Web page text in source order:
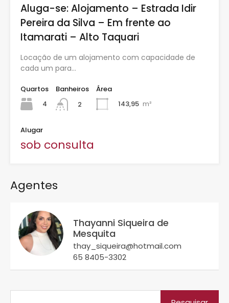
Aluga-se: Alojamento – Estrada Idir
Pereira da Silva – Em frente ao
Itamarati – Alto Taquari
Locação de um alojamento com capacidade de
cada um para…
Quartos
4
Banheiros
2
Área
143,95 m²
Alugar
sob consulta
Agentes
Thayanni Siqueira de
Mesquita
thay_siqueira@hotmail.com
65 8405-3302